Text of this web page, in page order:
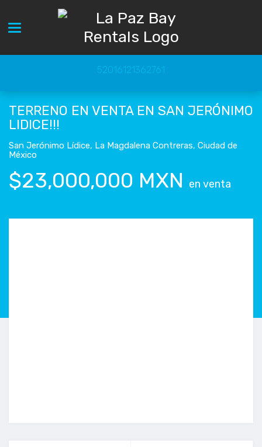
Toggle navigation
52016121362761
TERRENO EN VENTA EN SAN JERÓNIMO
LIDICE!!!
San Jerónimo Lídice, La Magdalena Contreras, Ciudad de
México
$23,000,000 MXN en venta